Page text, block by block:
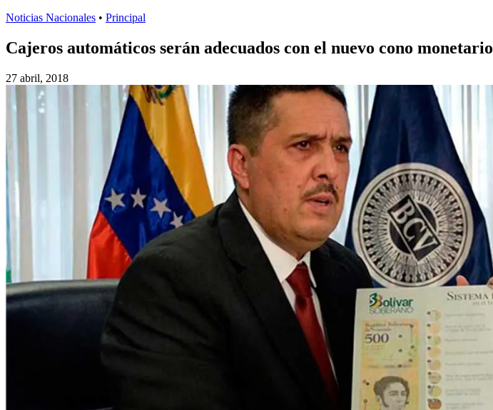
Noticias Nacionales • Principal
Cajeros automáticos serán adecuados con el nuevo cono monetario
27 abril, 2018